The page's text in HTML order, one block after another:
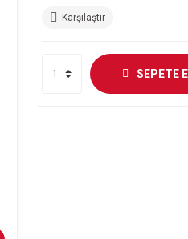
Karşılaştır
SEPETE